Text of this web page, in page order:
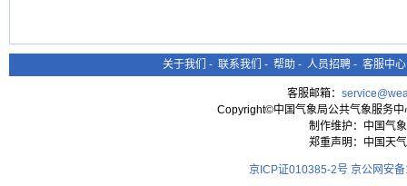
关于我们 - 联系我们 - 帮助 - 人员招聘 - 客服中心
客服邮箱：
Copyright©中国气象局公共气象服务
制作维护：中国气
郑重声明：中国天
京ICP证010385-2号 京公网安